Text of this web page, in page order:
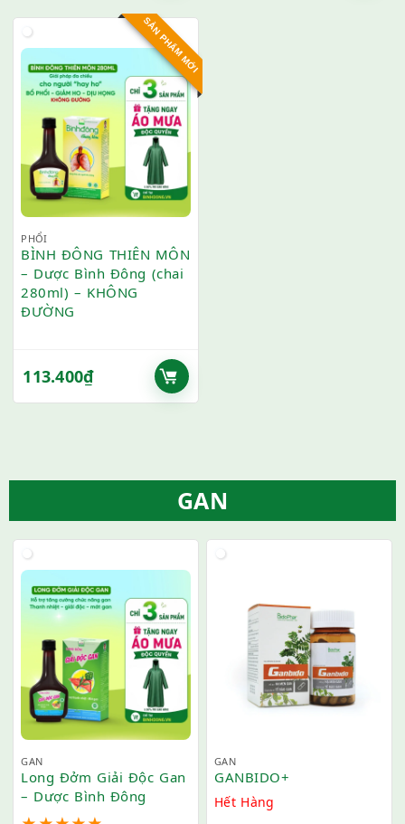
SẢN PHẨM MỚI
PHỔI
BÌNH ĐÔNG THIÊN MÔN
– Dược Bình Đông (chai
280ml) – KHÔNG
ĐƯỜNG
113.400₫
GAN
GAN
Long Đởm Giải Độc Gan
– Dược Bình Đông
GAN
GANBIDO+
Hết Hàng